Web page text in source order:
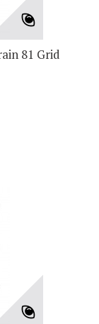
81 Grid